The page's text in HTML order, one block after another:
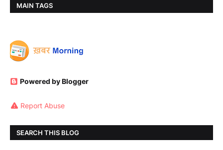
MAIN TAGS
Powered by Blogger
Report Abuse
SEARCH THIS BLOG